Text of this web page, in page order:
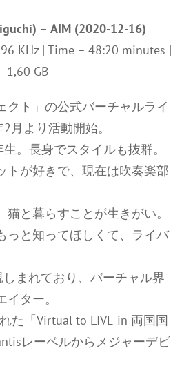
– AIM (2020-12-16)
KHz | Time – 48:20 minutes |
1,60 GB
クト」の公式バーチャルライ
月より活動開始。
。長身でスタイルも抜群。
トが好きで、現在は吹奏楽部
と暮らすことが生きがい。
っと知ってほしくて、ライバ
しまれており、バーチャル界
ター。
た「Virtual to LIVE in 両国国
レーベルからメジャーデビ